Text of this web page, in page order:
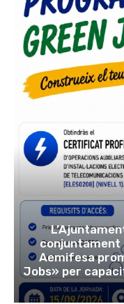
conjuntament
Aemifesa
Jobs» per